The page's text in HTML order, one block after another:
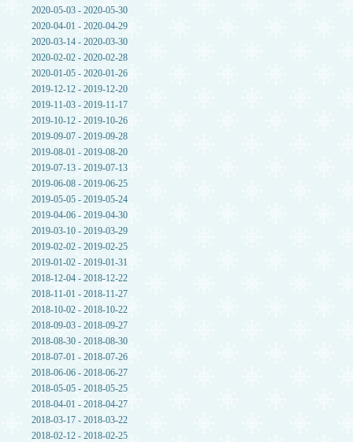
2020-05-03 - 2020-05-30
2020-04-01 - 2020-04-29
2020-03-14 - 2020-03-30
2020-02-02 - 2020-02-28
2020-01-05 - 2020-01-26
2019-12-12 - 2019-12-20
2019-11-03 - 2019-11-17
2019-10-12 - 2019-10-26
2019-09-07 - 2019-09-28
2019-08-01 - 2019-08-20
2019-07-13 - 2019-07-13
2019-06-08 - 2019-06-25
2019-05-05 - 2019-05-24
2019-04-06 - 2019-04-30
2019-03-10 - 2019-03-29
2019-02-02 - 2019-02-25
2019-01-02 - 2019-01-31
2018-12-04 - 2018-12-22
2018-11-01 - 2018-11-27
2018-10-02 - 2018-10-22
2018-09-03 - 2018-09-27
2018-08-30 - 2018-08-30
2018-07-01 - 2018-07-26
2018-06-06 - 2018-06-27
2018-05-05 - 2018-05-25
2018-04-01 - 2018-04-27
2018-03-17 - 2018-03-22
2018-02-12 - 2018-02-25